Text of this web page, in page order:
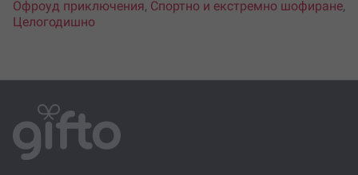
Офроуд приключения, Спортно и екстремно шофиране,
Целогодишно